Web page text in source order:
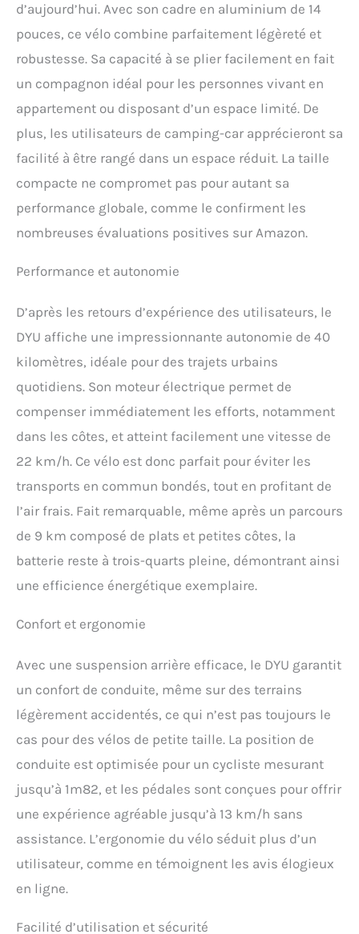
d’aujourd’hui. Avec son cadre en aluminium de 14
pouces, ce vélo combine parfaitement légèreté et
robustesse. Sa capacité à se plier facilement en fait
un compagnon idéal pour les personnes vivant en
appartement ou disposant d’un espace limité. De
plus, les utilisateurs de camping-car apprécieront sa
facilité à être rangé dans un espace réduit. La taille
compacte ne compromet pas pour autant sa
performance globale, comme le confirment les
nombreuses évaluations positives sur Amazon.
Performance et autonomie
D’après les retours d’expérience des utilisateurs, le
DYU affiche une impressionnante autonomie de 40
kilomètres, idéale pour des trajets urbains
quotidiens. Son moteur électrique permet de
compenser immédiatement les efforts, notamment
dans les côtes, et atteint facilement une vitesse de
22 km/h. Ce vélo est donc parfait pour éviter les
transports en commun bondés, tout en profitant de
l’air frais. Fait remarquable, même après un parcours
de 9 km composé de plats et petites côtes, la
batterie reste à trois-quarts pleine, démontrant ainsi
une efficience énergétique exemplaire.
Confort et ergonomie
Avec une suspension arrière efficace, le DYU garantit
un confort de conduite, même sur des terrains
légèrement accidentés, ce qui n’est pas toujours le
cas pour des vélos de petite taille. La position de
conduite est optimisée pour un cycliste mesurant
jusqu’à 1m82, et les pédales sont conçues pour offrir
une expérience agréable jusqu’à 13 km/h sans
assistance. L’ergonomie du vélo séduit plus d’un
utilisateur, comme en témoignent les avis élogieux
en ligne.
Facilité d’utilisation et sécurité